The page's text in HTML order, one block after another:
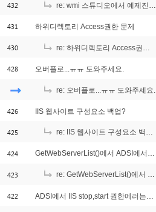
432 re: wmi 스튜디오에서 예제진행 질문
431 하위디렉토리 Access권한 문제
430 re: 하위디렉토리 Access권한 문제
428 오버플로...ㅠㅠ 도와주세요.
re: 오버플로...ㅠㅠ 도와주세요.
426 IIS 웹사이트 구성요소 백업?
425 re: IIS 웹사이트 구성요소 백업?
424 GetWebServerList()에서 ADSI에서 레코드셋에러가 납니다..
423 re: GetWebServerList()에서 ADSI에서 레코드셋에러가 납니다..
422 ADSI에서 IIS stop,start 권한에러는요??